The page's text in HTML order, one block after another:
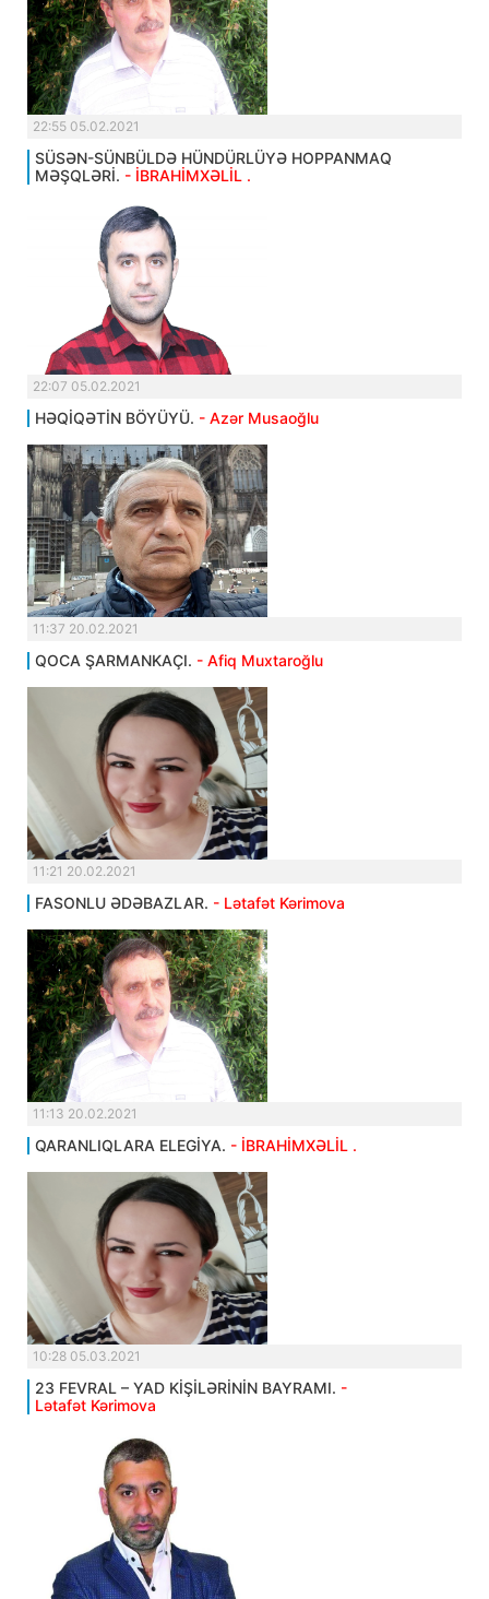
22:55 05.02.2021
SÜSƏN-SÜNBÜLDƏ HÜNDÜRLÜYƏ HOPPANMAQ
MƏŞQLƏRİ. - İBRAHİMXƏLİL .
22:07 05.02.2021
HƏQİQƏTİN BÖYÜYÜ. - Azər Musaoğlu
11:37 20.02.2021
QOCA ŞARMANKAÇI. - Afiq Muxtaroğlu
11:21 20.02.2021
FASONLU ƏDƏBAZLAR. - Lətafət Kərimova
11:13 20.02.2021
QARANLIQLARA ELEGİYA. - İBRAHİMXƏLİL .
10:28 05.03.2021
23 FEVRAL – YAD KİŞİLƏRİNİN BAYRAMI. -
Lətafət Kərimova